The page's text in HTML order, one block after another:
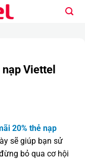
Viettel
20% thẻ nạp
sẽ giúp bạn sử
bỏ qua cơ hội